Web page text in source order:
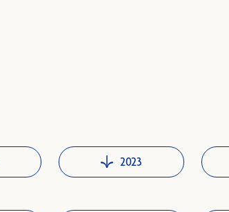
2023